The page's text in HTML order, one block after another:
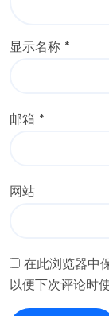
显示名称 *
邮箱 *
网站
在此浏览器中
以便下次评论时使